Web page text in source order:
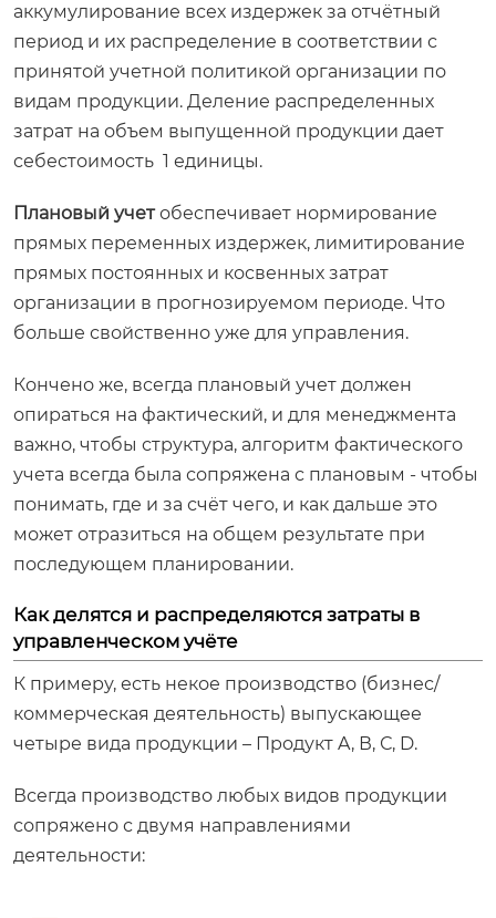
аккумулирование всех издержек за отчётный
период и их распределение в соответствии с
принятой учетной политикой организации по
видам продукции. Деление распределенных
затрат на объем выпущенной продукции дает
себестоимость 1 единицы.
Плановый учетобеспечивает нормирование
прямых переменных издержек, лимитирование
прямых постоянных и косвенных затрат
организации в прогнозируемом периоде. Что
больше свойственно уже для управления.
Кончено же, всегда плановый учет должен
опираться на фактический, и для менеджмента
важно, чтобы структура, алгоритм фактического
учета всегда была сопряжена с плановым - чтобы
понимать, где и за счёт чего, и как дальше это
может отразиться на общем результате при
последующем планировании.
Как делятся и распределяются затраты в
управленческом учёте
К примеру, есть некое производство (бизнес/
коммерческая деятельность) выпускающее
четыре вида продукции – Продукт A, В, С, D.
Всегда производство любых видов продукции
сопряжено с двумя направлениями
деятельности: